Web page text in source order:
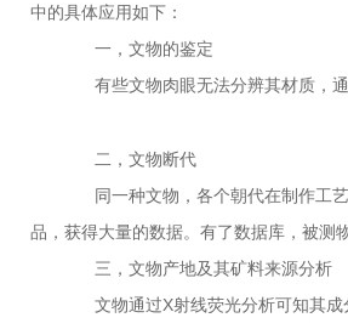
中的具体应用如下：
一，文物的鉴定
有些文物肉眼无法分辨其材质，通
二，文物断代
同一种文物，各个朝代在制作工艺
品，获得大量的数据。有了数据库，被测
三，文物产地及其矿料来源分析
文物通过X射线荧光分析可知其成